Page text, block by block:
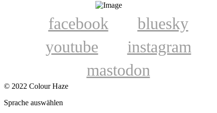
facebook
bluesky
youtube
instagram
mastodon
© 2022 Colour Haze
Sprache auswählen